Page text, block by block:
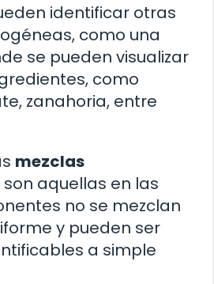
identificar otras
como una
se pueden visualizar
como
zanahoria, entre
mezclas
son aquellas en las
no se mezclan
y pueden ser
a simple